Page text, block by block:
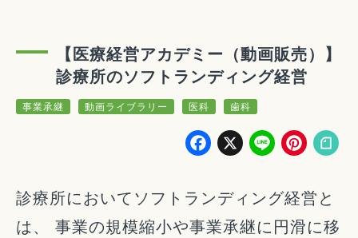
【医療経営アカデミー（動画販売）】
診療所のソフトランディング経営
事業承継 動画ライブラリー 医科 歯科
Facebook
X Line
診療所においてソフトランディング経営と
は、 事業の規模縮小や事業承継に円滑に移